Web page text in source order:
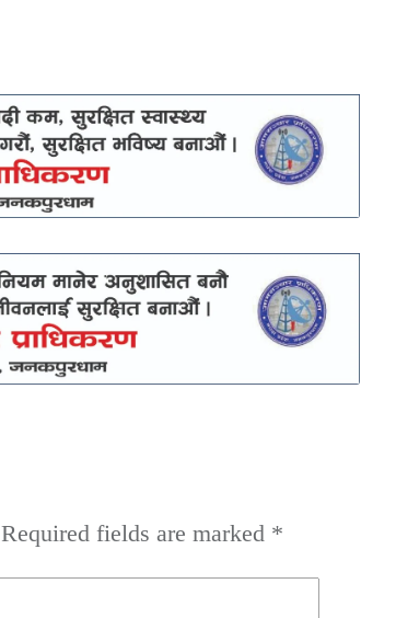
Required fields are marked *